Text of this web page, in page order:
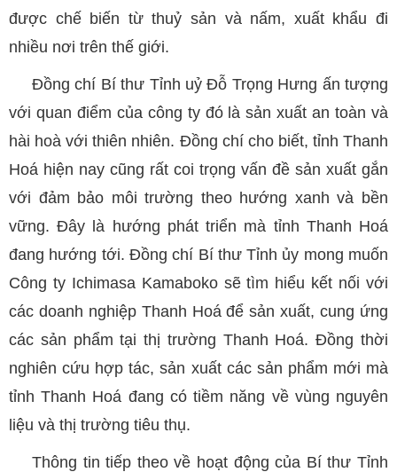
được chế biến từ thuỷ sản và nấm, xuất khẩu đi
nhiều nơi trên thế giới.
Đồng chí Bí thư Tỉnh uỷ Đỗ Trọng Hưng ấn tượng
với quan điểm của công ty đó là sản xuất an toàn và
hài hoà với thiên nhiên. Đồng chí cho biết, tỉnh Thanh
Hoá hiện nay cũng rất coi trọng vấn đề sản xuất gắn
với đảm bảo môi trường theo hướng xanh và bền
vững. Đây là hướng phát triển mà tỉnh Thanh Hoá
đang hướng tới. Đồng chí Bí thư Tỉnh ủy mong muốn
Công ty Ichimasa Kamaboko sẽ tìm hiểu kết nối với
các doanh nghiệp Thanh Hoá để sản xuất, cung ứng
các sản phẩm tại thị trường Thanh Hoá. Đồng thời
nghiên cứu hợp tác, sản xuất các sản phẩm mới mà
tỉnh Thanh Hoá đang có tiềm năng về vùng nguyên
liệu và thị trường tiêu thụ.
Thông tin tiếp theo về hoạt động của Bí thư Tỉnh